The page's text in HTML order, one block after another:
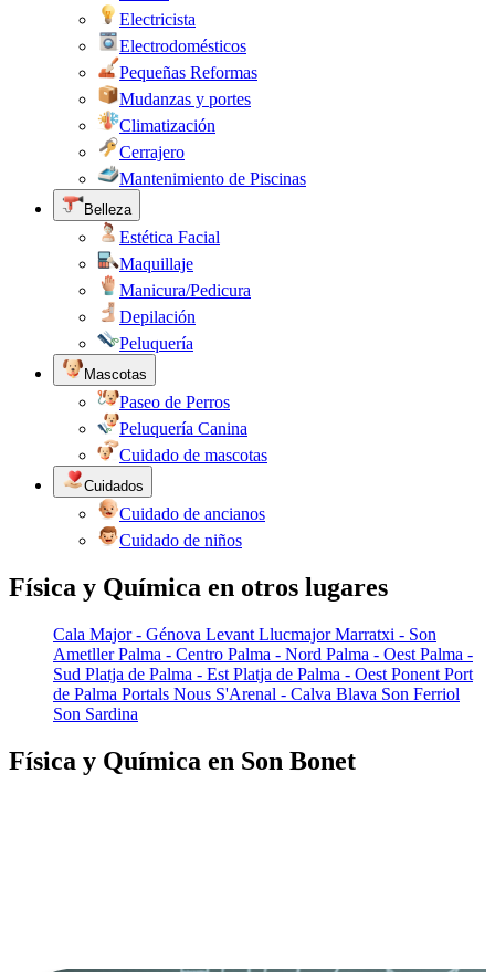
Electricista
Electrodomésticos
Pequeñas Reformas
Mudanzas y portes
Climatización
Cerrajero
Mantenimiento de Piscinas
Belleza
Estética Facial
Maquillaje
Manicura/Pedicura
Depilación
Peluquería
Mascotas
Paseo de Perros
Peluquería Canina
Cuidado de mascotas
Cuidados
Cuidado de ancianos
Cuidado de niños
Física y Química en otros lugares
Cala Major - Génova Levant Llucmajor Marratxi - Son
Ametller Palma - Centro Palma - Nord Palma - Oest Palma -
Sud Platja de Palma - Est Platja de Palma - Oest Ponent Port
de Palma Portals Nous S'Arenal - Calva Blava Son Ferriol
Son Sardina
Física y Química en Son Bonet